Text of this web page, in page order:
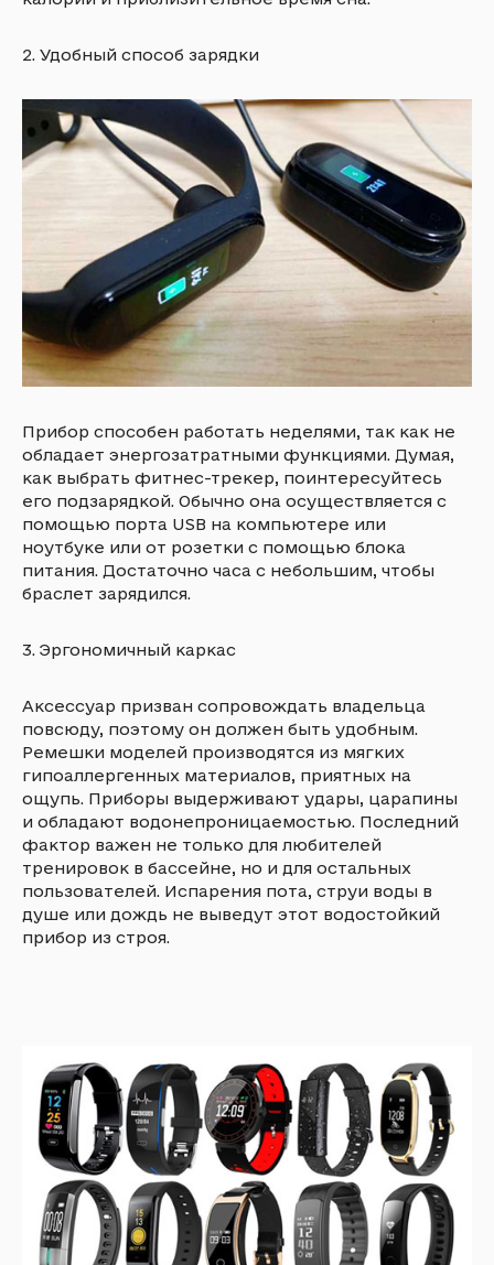
2. Удобный способ зарядки
Прибор способен работать неделями, так как не
обладает энергозатратными функциями. Думая,
как выбрать фитнес-трекер, поинтересуйтесь
его подзарядкой. Обычно она осуществляется с
помощью порта USB на компьютере или
ноутбуке или от розетки с помощью блока
питания. Достаточно часа с небольшим, чтобы
браслет зарядился.
3. Эргономичный каркас
Аксессуар призван сопровождать владельца
повсюду, поэтому он должен быть удобным.
Ремешки моделей производятся из мягких
гипоаллергенных материалов, приятных на
ощупь. Приборы выдерживают удары, царапины
и обладают водонепроницаемостью. Последний
фактор важен не только для любителей
тренировок в бассейне, но и для остальных
пользователей. Испарения пота, струи воды в
душе или дождь не выведут этот водостойкий
прибор из строя.